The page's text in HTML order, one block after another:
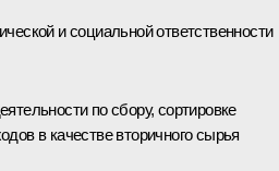
и социальной ответственности
по сбору, сортировке
в качестве вторичного сырья